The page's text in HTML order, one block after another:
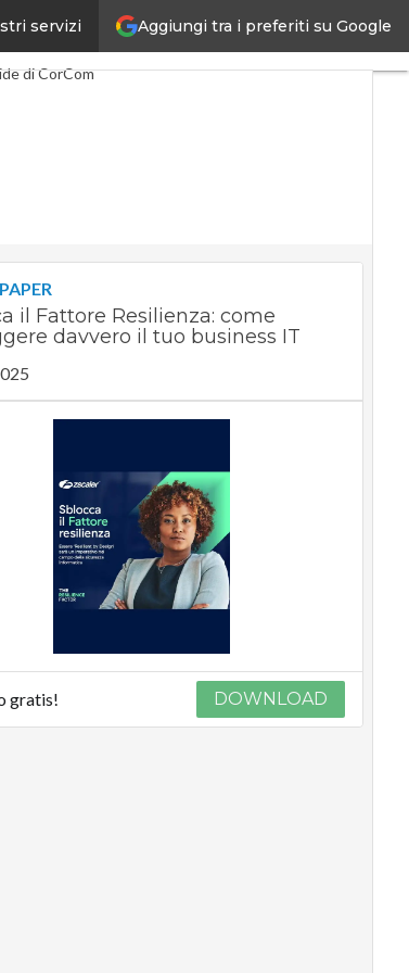
Aggiungi tra i preferiti su Google
servizi
4.0
di CorCom
il Fattore Resilienza: come
davvero il tuo business IT
gratis! DOWNLOAD